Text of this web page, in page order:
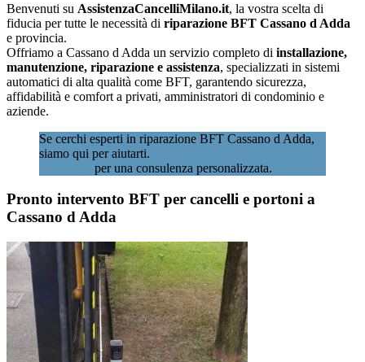
Benvenuti su AssistenzaCancelliMilano.it, la vostra scelta di
fiducia per tutte le necessità di riparazione BFT Cassano d Adda
e provincia.
Offriamo a Cassano d Adda un servizio completo di installazione,
manutenzione, riparazione e assistenza, specializzati in sistemi
automatici di alta qualità come BFT, garantendo sicurezza,
affidabilità e comfort a privati, amministratori di condominio e
aziende.
Se cerchi esperti in riparazione BFT Cassano d Adda,
siamo qui per aiutarti.
per una consulenza personalizzata.
Pronto intervento BFT per cancelli e portoni a
Cassano d Adda